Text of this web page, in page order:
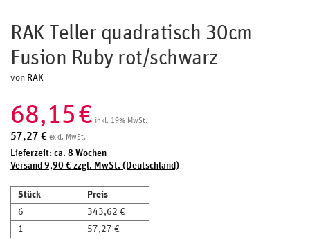
RAK Teller quadratisch 30cm
Fusion Ruby rot/schwarz
von RAK
68,15€ inkl. 19% MwSt.
57,27 € exkl. MwSt.
Lieferzeit: ca. 8 Wochen
Versand 9,90 € zzgl. MwSt. (Deutschland)
Stück
Preis
6
343,62 €
1
57,27 €